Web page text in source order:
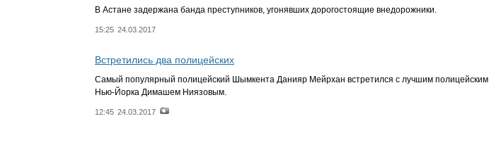
В Астане задержана банда преступников, угонявших дорогостоящие внедорожники.
15:25 24.03.2017
Встретились два полицейских
Самый популярный полицейский Шымкента Данияр Мейрхан встретился с лучшим полицейским
Нью-Йорка Димашем Ниязовым.
12:45 24.03.2017